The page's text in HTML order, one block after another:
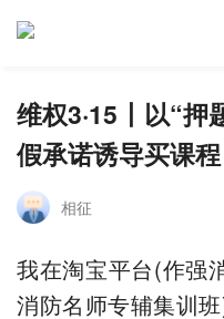
维权3·15丨以“押
假承诺诱导买课程
相征
我在淘宝平台(作强
消防名师专辅集训